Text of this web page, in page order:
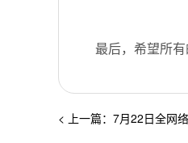
最后，希望所
< 上一篇：7月22日全网